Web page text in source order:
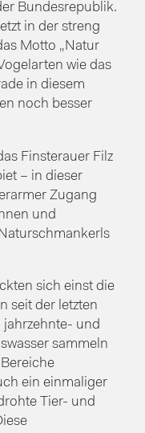
Bundesrepublik.
in der streng
Motto „Natur
wie das
in diesem
noch besser
Finsterauer Filz
– in dieser
Zugang
und
sich einst die
seit der letzten
jahrzehnte- und
sammeln
ein einmaliger
Tier- und